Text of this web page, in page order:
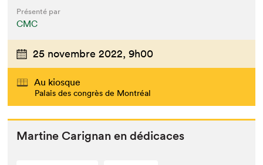
Présenté par
CMC
25 novembre 2022, 9h00
Au kiosque
Palais des congrès de Montréal
Mar­tine Carig­nan en dédicaces